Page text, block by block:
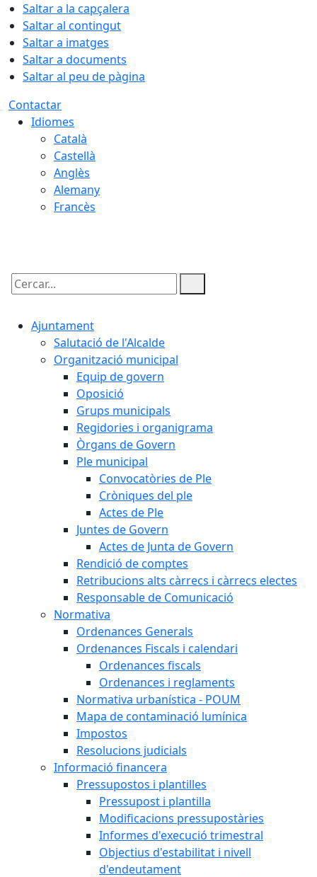
Saltar a la capçalera
Saltar al contingut
Saltar a imatges
Saltar a documents
Saltar al peu de pàgina
Contactar
Idiomes
Català
Castellà
Anglès
Alemany
Francès
Cercar:
Ajuntament
Salutació de l'Alcalde
Organització municipal
Equip de govern
Oposició
Grups municipals
Regidories i organigrama
Òrgans de Govern
Ple municipal
Convocatòries de Ple
Cròniques del ple
Actes de Ple
Juntes de Govern
Actes de Junta de Govern
Rendició de comptes
Retribucions alts càrrecs i càrrecs electes
Responsable de Comunicació
Normativa
Ordenances Generals
Ordenances Fiscals i calendari
Ordenances fiscals
Ordenances i reglaments
Normativa urbanística - POUM
Mapa de contaminació lumínica
Impostos
Resolucions judicials
Informació financera
Pressupostos i plantilles
Pressupost i plantilla
Modificacions pressupostàries
Informes d'execució trimestral
Objectius d'estabilitat i nivell
d'endeutament